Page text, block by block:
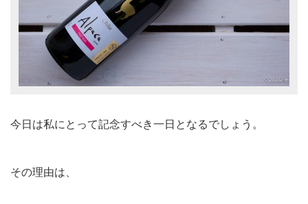
今日は私にとって記念すべき一日となるでしょう。
その理由は、